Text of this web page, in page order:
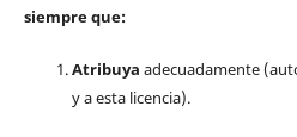
siempre que:
Atribuya adecuadamente
y a esta licencia).